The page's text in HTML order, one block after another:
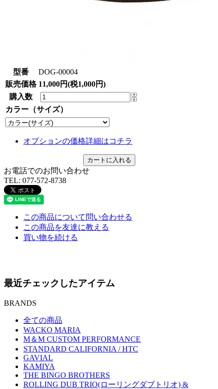
型番
DOG-00004
販売価格 11,000円(税1,000円)
購入数
カラー（サイズ）
オプションの価格詳細はコチラ
お電話でのお問い合わせ
TEL: 077-572-8738
この商品について問い合わせる
この商品を友達に教える
買い物を続ける
最近チェックしたアイテム
BRANDS
全ての商品
WACKO MARIA
M＆M CUSTOM PERFORMANCE
STANDARD CALIFORNIA / HTC
GAVIAL
KAMIYA
THE BINGO BROTHERS
ROLLING DUB TRIO(ローリングダブトリオ) &